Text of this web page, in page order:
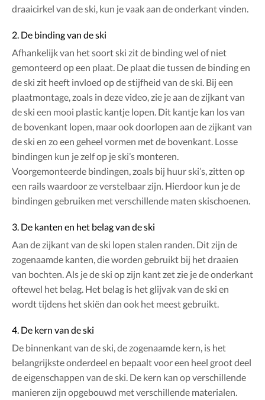
draaicirkel van de ski, kun je vaak aan de onderkant vinden.
2. De binding van de ski
Afhankelijk van het soort ski zit de binding wel of niet
gemonteerd op een plaat. De plaat die tussen de binding en
de ski zit heeft invloed op de stijfheid van de ski. Bij een
plaatmontage, zoals in deze video, zie je aan de zijkant van
de ski een mooi plastic kantje lopen. Dit kantje kan los van
de bovenkant lopen, maar ook doorlopen aan de zijkant van
de ski en zo een geheel vormen met de bovenkant. Losse
bindingen kun je zelf op je ski’s monteren.
Voorgemonteerde bindingen, zoals bij huur ski’s, zitten op
een rails waardoor ze verstelbaar zijn. Hierdoor kun je de
bindingen gebruiken met verschillende maten skischoenen.
3. De kanten en het belag van de ski
Aan de zijkant van de ski lopen stalen randen. Dit zijn de
zogenaamde kanten, die worden gebruikt bij het draaien
van bochten. Als je de ski op zijn kant zet zie je de onderkant
oftewel het belag. Het belag is het glijvak van de ski en
wordt tijdens het skiën dan ook het meest gebruikt.
4. De kern van de ski
De binnenkant van de ski, de zogenaamde kern, is het
belangrijkste onderdeel en bepaalt voor een heel groot deel
de eigenschappen van de ski. De kern kan op verschillende
manieren zijn opgebouwd met verschillende materialen.